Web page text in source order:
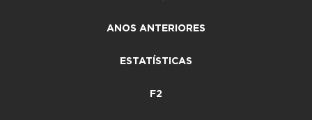
ANOS ANTERIORES
ESTATÍSTICAS
F2